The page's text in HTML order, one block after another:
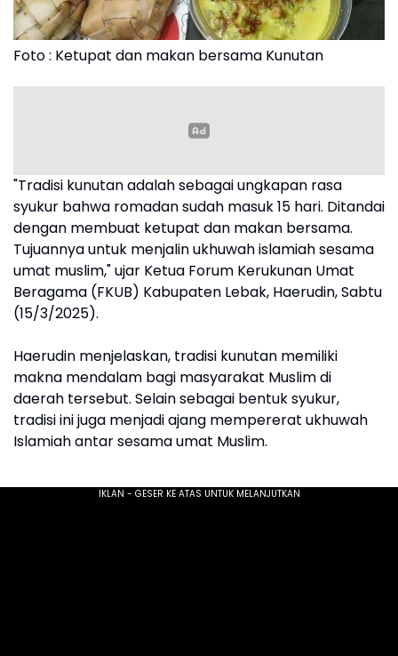
Foto : Ketupat dan makan bersama Kunutan
"Tradisi kunutan adalah sebagai ungkapan rasa
syukur bahwa romadan sudah masuk 15 hari. Ditandai
dengan membuat ketupat dan makan bersama.
Tujuannya untuk menjalin ukhuwah islamiah sesama
umat muslim," ujar Ketua Forum Kerukunan Umat
Beragama (FKUB) Kabupaten Lebak, Haerudin, Sabtu
(15/3/2025).
Haerudin menjelaskan, tradisi kunutan memiliki
makna mendalam bagi masyarakat Muslim di
daerah tersebut. Selain sebagai bentuk syukur,
tradisi ini juga menjadi ajang mempererat ukhuwah
Islamiah antar sesama umat Muslim.